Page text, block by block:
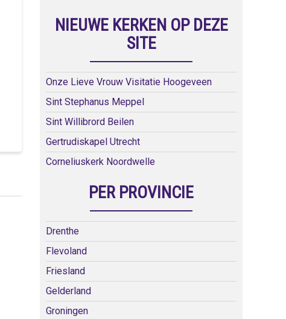
NIEUWE KERKEN OP DEZE
SITE
Onze Lieve Vrouw Visitatie Hoogeveen
Sint Stephanus Meppel
Sint Willibrord Beilen
Gertrudiskapel Utrecht
Corneliuskerk Noordwelle
PER PROVINCIE
Drenthe
Flevoland
Friesland
Gelderland
Groningen